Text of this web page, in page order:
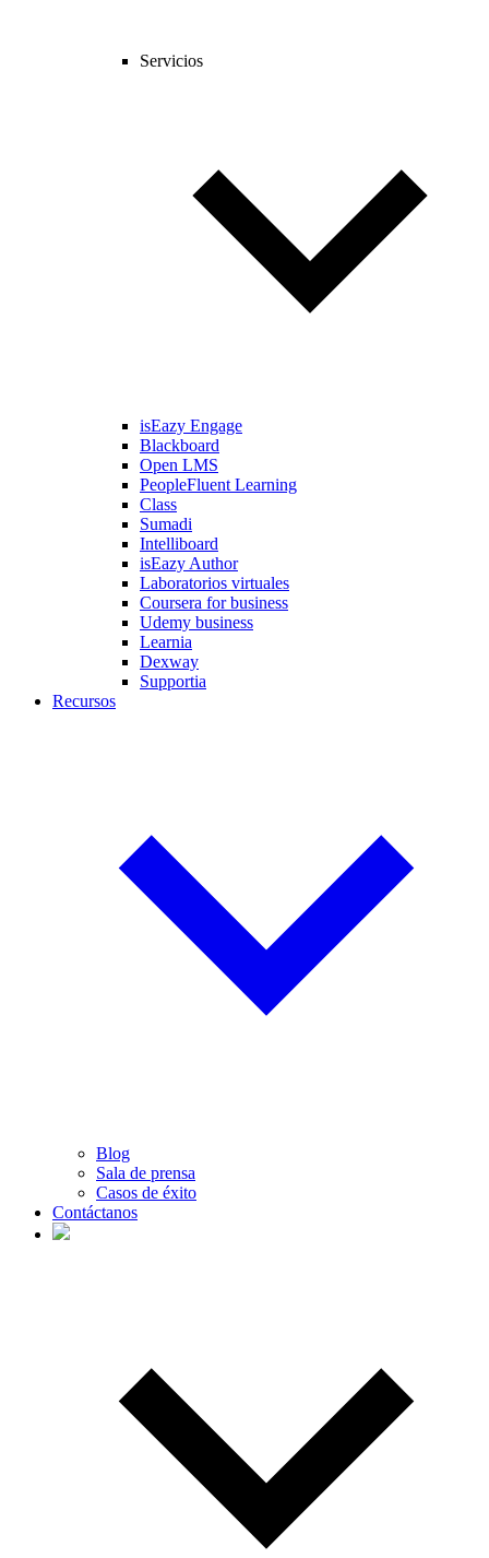
Servicios
isEazy Engage
Blackboard
Open LMS
PeopleFluent Learning
Class
Sumadi
Intelliboard
isEazy Author
Laboratorios virtuales
Coursera for business
Udemy business
Learnia
Dexway
Supportia
Recursos
Blog
Sala de prensa
Casos de éxito
Contáctanos